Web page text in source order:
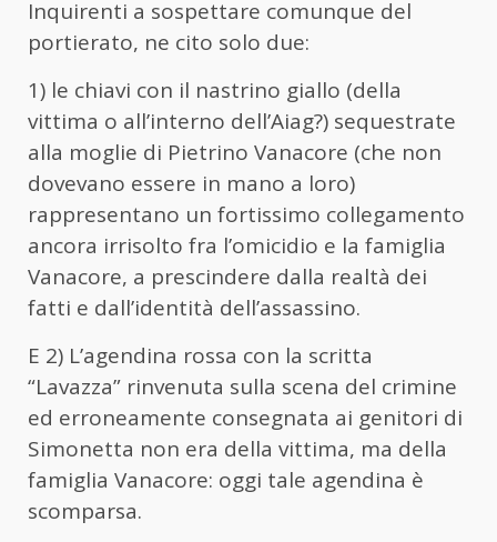
Inquirenti a sospettare comunque del
portierato, ne cito solo due:
1) le chiavi con il nastrino giallo (della
vittima o all’interno dell’Aiag?) sequestrate
alla moglie di Pietrino Vanacore (che non
dovevano essere in mano a loro)
rappresentano un fortissimo collegamento
ancora irrisolto fra l’omicidio e la famiglia
Vanacore, a prescindere dalla realtà dei
fatti e dall’identità dell’assassino.
E 2) L’agendina rossa con la scritta
“Lavazza” rinvenuta sulla scena del crimine
ed erroneamente consegnata ai genitori di
Simonetta non era della vittima, ma della
famiglia Vanacore: oggi tale agendina è
scomparsa.